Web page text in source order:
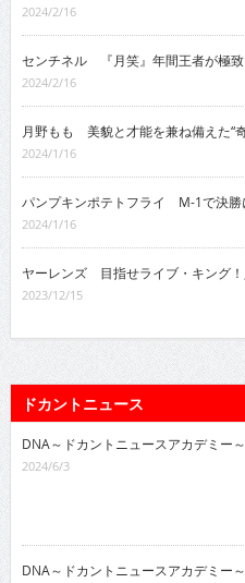
2024/2/16
センチネル 『月笑』年間王者が極致
2024/2/16
月野もも 美貌と才能を兼ね備えた“
2024/1/16
パンプキンポテトフライ M-1で決勝
2024/1/16
ヤーレンズ 目指せライブ・キング
2023/12/15
ドカントニュース
DNA～ドカントニュースアカデミー
2024/6/3
DNA～ドカントニュースアカデミー